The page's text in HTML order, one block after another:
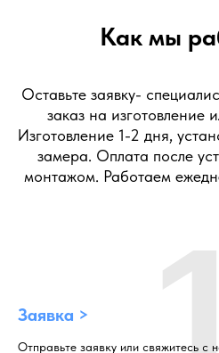
Как мы
Оставьте заявку-
заказ на изготовление
Изготовление 1-2 дня,
замера. Оплата после
монтажом. Работаем
Заявка >
Отправьте заявку или свяжитесь